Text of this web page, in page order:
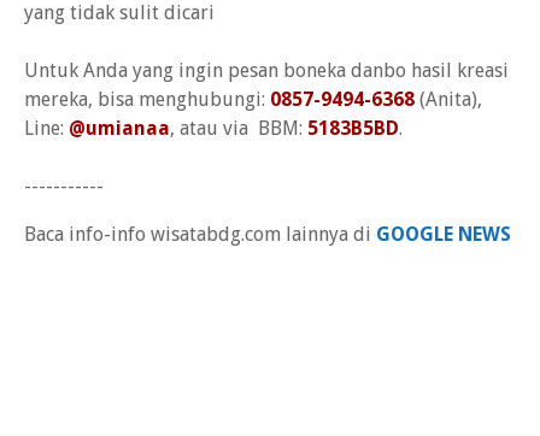
yang tidak sulit dicari
Untuk Anda yang ingin pesan boneka danbo hasil kreasi
mereka, bisa menghubungi: 0857-9494-6368 (Anita),
Line: @umianaa, atau via BBM: 5183B5BD.
-----------
Baca info-info wisatabdg.com lainnya di GOOGLE NEWS